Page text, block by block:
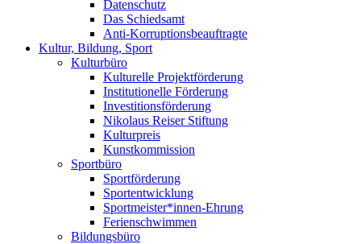
Datenschutz
Das Schiedsamt
Anti-Korruptionsbeauftragte
Kultur, Bildung, Sport
Kulturbüro
Kulturelle Projektförderung
Institutionelle Förderung
Investitionsförderung
Nikolaus Reiser Stiftung
Kulturpreis
Kunstkommission
Sportbüro
Sportförderung
Sportentwicklung
Sportmeister*innen-Ehrung
Ferienschwimmen
Bildungsbüro